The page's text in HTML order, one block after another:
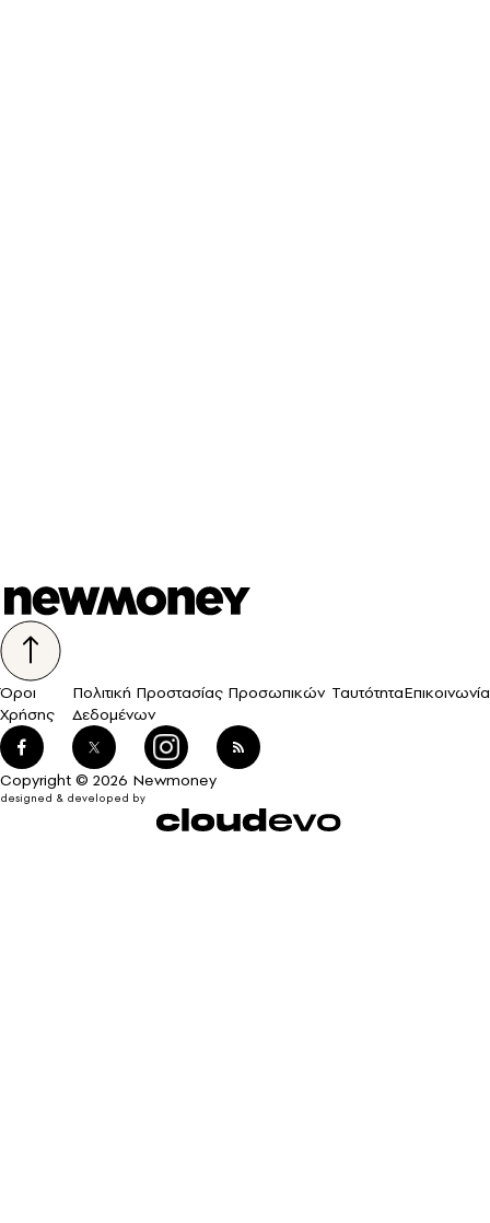
Όροι
Χρήσης
Πολιτική Προστασίας Προσωπικών
Δεδομένων
ΤαυτότηταΕπικοινωνία
Copyright © 2026 Newmoney
designed & developed by